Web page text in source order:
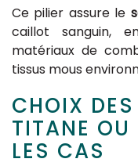
Ce pilier assure le
caillot sanguin,
matériaux de
tissus mous
CHOIX
TITANE OU
LES CAS